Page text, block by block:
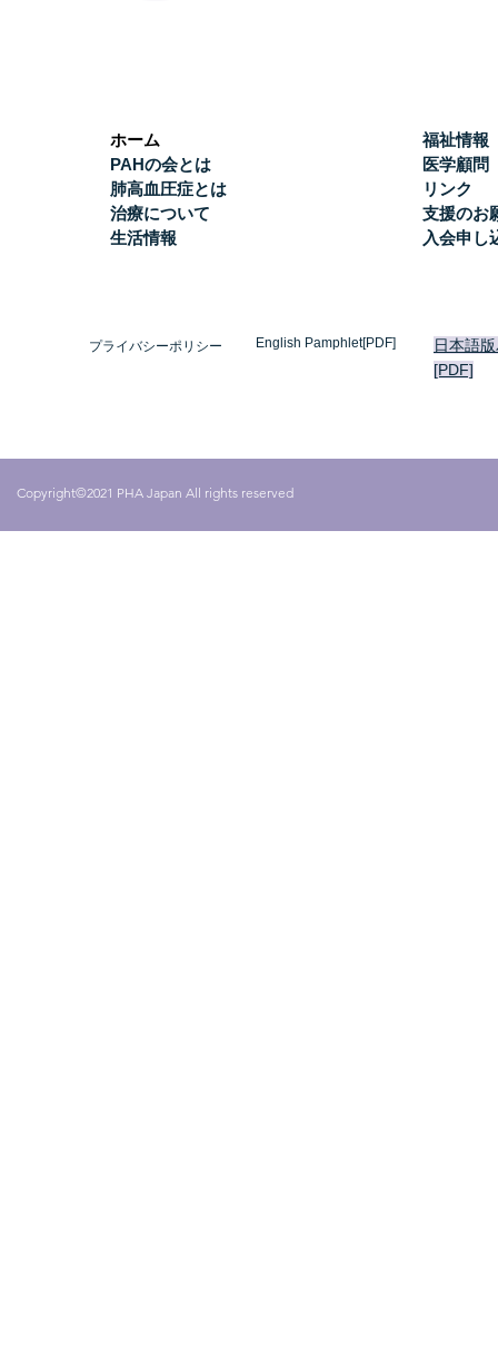
ホーム
PAHの会とは
肺高血圧症とは
治療について
生活情報
福祉情報
医学顧問
リンク
支援のお
入会申し
プライバシーポリシー English Pamphlet[PDF]
日本語
[PDF]
Copyright©2021 PHA Japan All rights reserved